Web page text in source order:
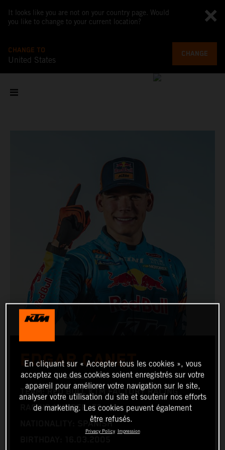
It looks like you are not on your country page. Would
you like to change to your current location?
CHANGE TO
United States
CHANGE
EDGAR CANET
TEAM: RED BULL KTM FACTORY RACING
RACING NUMBER: 73
NATIONALITY: SPANISH
En cliquant sur « Accepter tous les cookies », vous
acceptez que des cookies soient enregistrés sur votre
appareil pour améliorer votre navigation sur le site,
analyser votre utilisation du site et soutenir nos efforts
de marketing. Les cookies peuvent également
être refusés.
Privacy Policy Impression